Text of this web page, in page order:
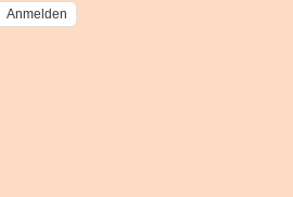
Anmelden